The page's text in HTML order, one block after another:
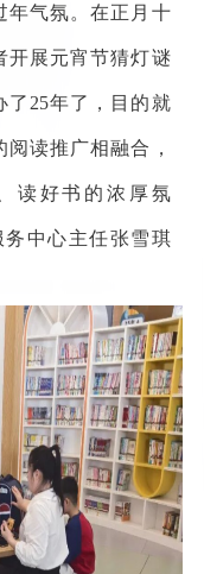
年气氛。在正月十
开展元宵节猜灯谜
了25年了，目的就
读推广相融合，
读好书的浓厚氛
中心主任张雪琪